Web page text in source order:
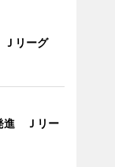
リーグ
進 Ｊリー